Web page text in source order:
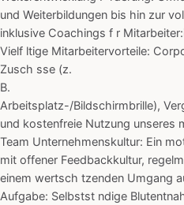
und Weiterbildungen bis hin zur
inklusive Coachings f r
Vielf ltige Mitarbeitervorteile:
Zusch sse (z.
B.
Arbeitsplatz-/Bildschirmbrille),
und kostenfreie Nutzung unseres
Team Unternehmenskultur: Ein
mit offener Feedbackkultur,
einem wertsch tzenden Umgang
Aufgabe: Selbstst ndige